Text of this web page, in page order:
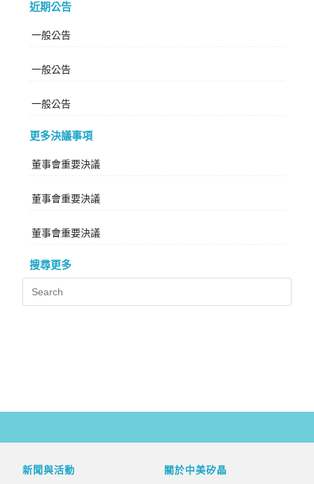
近期公告
一般公告
一般公告
一般公告
更多決議事項
董事會重要決議
董事會重要決議
董事會重要決議
搜尋更多
新聞與活動 關於中美矽晶